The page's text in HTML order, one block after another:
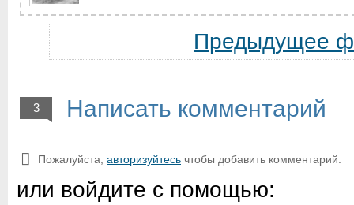
Предыдущее
3 Написать комментарий
Пожалуйста, авторизуйтесь чтобы добавить комментарий.
или войдите с помощью: